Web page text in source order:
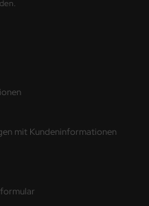
mit Kundeninformationen